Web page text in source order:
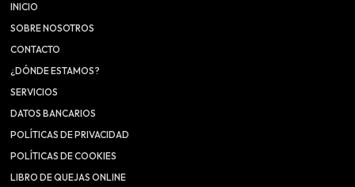
INICIO
SOBRE NOSOTROS
CONTACTO
¿DÓNDE ESTAMOS?
SERVICIOS
DATOS BANCARIOS
POLÍTICAS DE PRIVACIDAD
POLÍTICAS DE COOKIES
LIBRO DE QUEJAS ONLINE